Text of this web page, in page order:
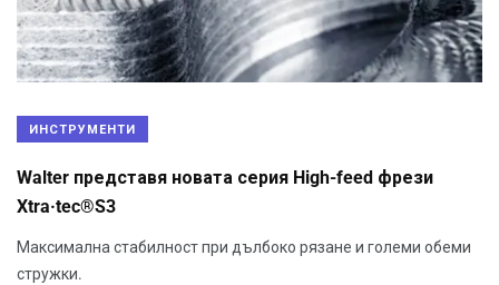
ИНСТРУМЕНТИ
Walter представя новата серия High-feed фрези
Xtra·tec®S3
Максимална стабилност при дълбоко рязане и големи обеми
стружки.